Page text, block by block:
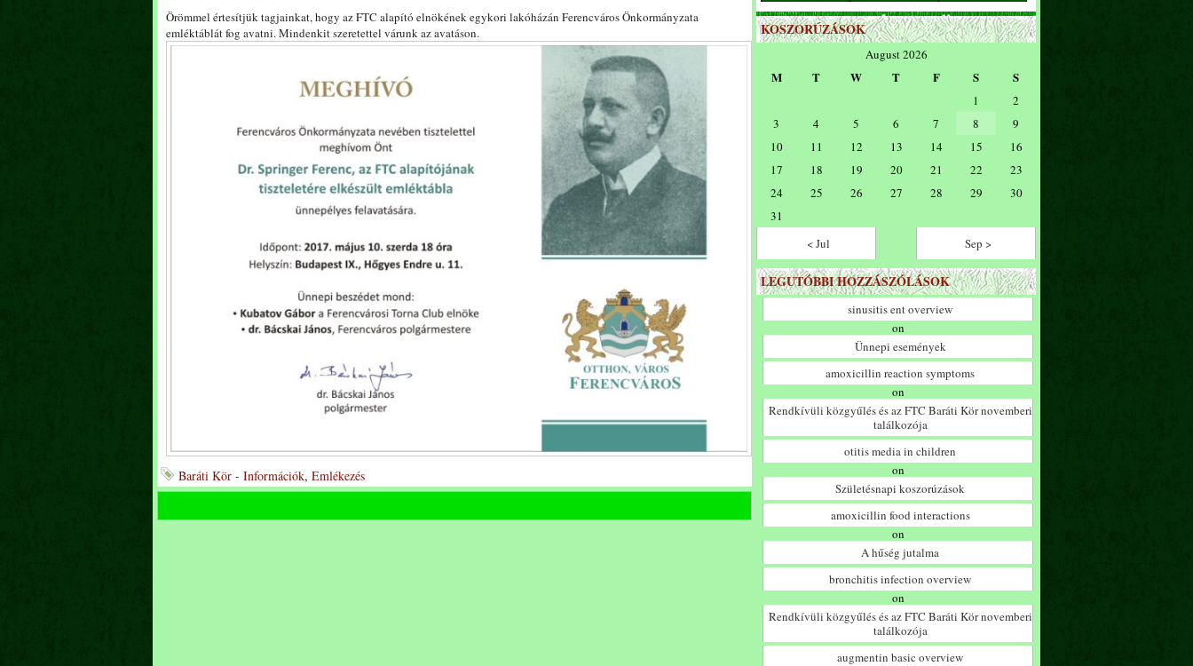
Örömmel értesítjük tagjainkat, hogy az FTC alapító elnökének egykori lakóházán Ferencváros Önkormányzata
emléktáblát fog avatni. Mindenkit szeretettel várunk az avatáson.
Baráti Kör - Információk, Emlékezés
KOSZORÚZÁSOK
August 2026
M T W T F S S
1
2
3
4 5 6 7 8
9
10
11 12 13 14 15
16
17
18 19 20 21 22
23
24
25 26 27 28 29
30
31
< Jul
Sep >
LEGUTÓBBI HOZZÁSZÓLÁSOK
sinusitis ent overview
on
Ünnepi események
amoxicillin reaction symptoms
on
Rendkívüli közgyűlés és az FTC Baráti Kör novemberi
találkozója
otitis media in children
on
Születésnapi koszorúzások
amoxicillin food interactions
on
A hűség jutalma
bronchitis infection overview
on
Rendkívüli közgyűlés és az FTC Baráti Kör novemberi
találkozója
augmentin basic overview